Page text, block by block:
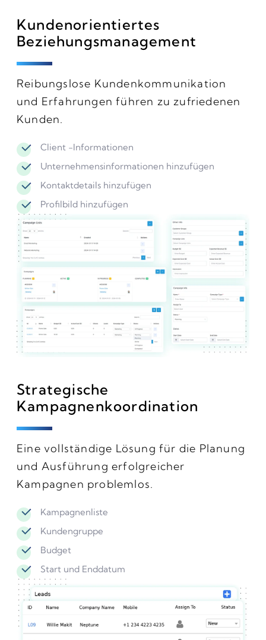
Kundenorientiertes
Beziehungsmanagement
Reibungslose Kundenkommunikation
und Erfahrungen führen zu zufriedenen
Kunden.
Client -Informationen
Unternehmensinformationen hinzufügen
Kontaktdetails hinzufügen
Profilbild hinzufügen
Strategische
Kampagnenkoordination
Eine vollständige Lösung für die Planung
und Ausführung erfolgreicher
Kampagnen problemlos.
Kampagnenliste
Kundengruppe
Budget
Start und Enddatum